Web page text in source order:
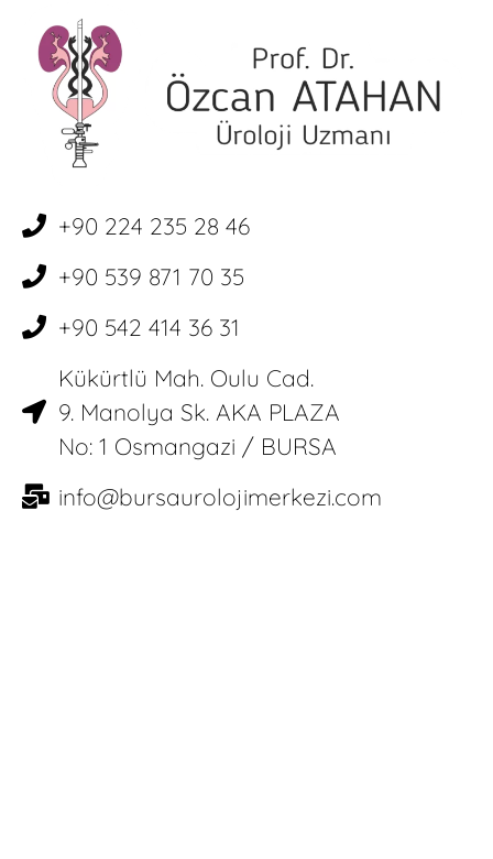
+90 224 235 28 46
+90 539 871 70 35
+90 542 414 36 31
Kükürtlü Mah. Oulu Cad.
9. Manolya Sk. AKA PLAZA
No: 1 Osmangazi / BURSA
info@bursaurolojimerkezi.com